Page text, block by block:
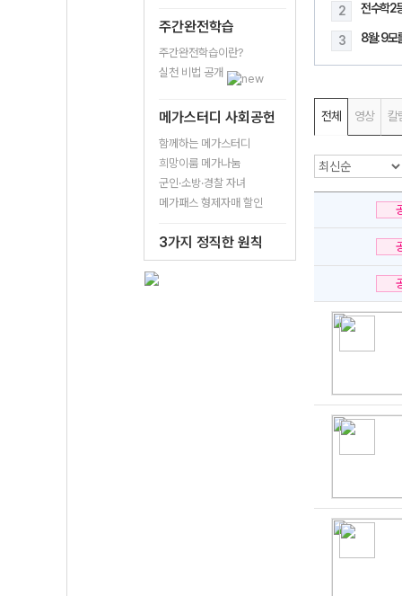
주간완전학습
주간완전학습이란?
실천 비법 공개
메가스터디 사회공헌
함께하는 메가스터디
희망이룸 메가나눔
군인·소방·경찰 자녀
메가패스 형제자매 할인
3가지 정직한 원칙
2 전수학2
3 8월: 9모
전체 영상 칼